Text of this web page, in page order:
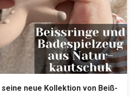
neue Kollektion von Beiß-